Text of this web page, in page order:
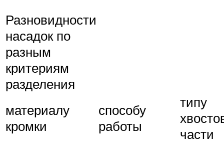
Разновидности
насадок по
разным
критериям
разделения
материалу
кромки
способу
работы
типу
части